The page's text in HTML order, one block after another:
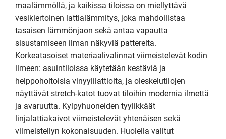
maalämmöllä, ja kaikissa tiloissa on miellyttävä
vesikiertoinen lattialämmitys, joka mahdollistaa
tasaisen lämmönjaon sekä antaa vapautta
sisustamiseen ilman näkyviä pattereita.
Korkeatasoiset materiaalivalinnat viimeistelevät kodin
ilmeen: asuintiloissa käytetään kestäviä ja
helppohoitoisia vinyylilattioita, ja oleskelutilojen
näyttävät stretch-katot tuovat tiloihin modernia ilmettä
ja avaruutta. Kylpyhuoneiden tyylikkäät
linjalattiakaivot viimeistelevät yhtenäisen sekä
viimeistellyn kokonaisuuden. Huolella valitut